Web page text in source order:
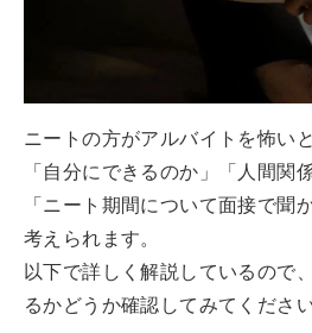
ニートの方がアルバイトを怖い
「自分にできるのか」「人間関
「ニート期間について面接で聞
考えられます。
以下で詳しく解説しているので
るかどうか確認してみてください